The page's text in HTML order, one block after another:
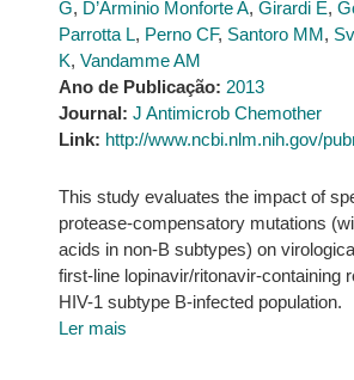
G, D’Arminio Monforte A, Girardi E,
Parrotta L, Perno CF, Santoro MM,
K, Vandamme AM
Ano de Publicação: 2013
Journal: J Antimicrob Chemother
Link: http://www.ncbi.nlm.nih.gov/
This study evaluates the impact of
protease-compensatory mutations
acids in non-B subtypes) on
first-line lopinavir/ritonavir-containing
HIV-1 subtype B-infected population.
Ler mais